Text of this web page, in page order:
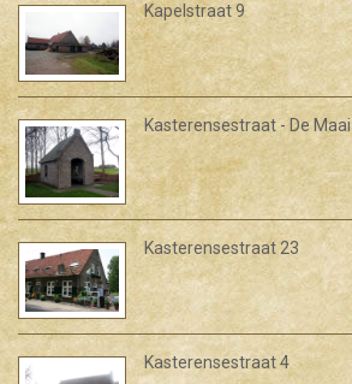
Kapelstraat 9
Kasterensestraat - De Maai
Kasterensestraat 23
Kasterensestraat 4